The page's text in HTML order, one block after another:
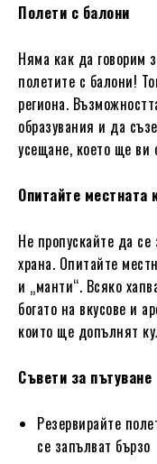
Полети с балони
Няма как да говорим
полетите с балони!
региона.
образувания и да
усещане, което ще ви
Опитайте местната
Не пропускайте да
храна. Опитайте
и „манти“. Всяко
богато на вкусове и
които ще допълнят
Съвети за пътуване
Резервирайте
се запълват бързо